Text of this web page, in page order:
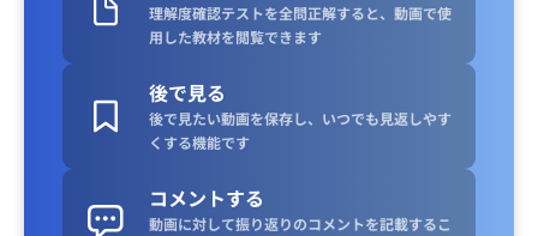
理解度確認テストを全問正解すると、動画で使
用した教材を閲覧できます
後で見る
後で見たい動画を保存し、いつでも見返しやす
くする機能です
コメントする
動画に対して振り返りのコメントを記載するこ